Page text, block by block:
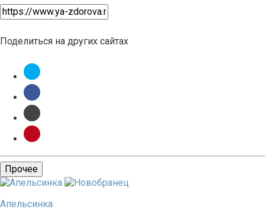
Поделиться на других сайтах
Прочее
Апельсинка